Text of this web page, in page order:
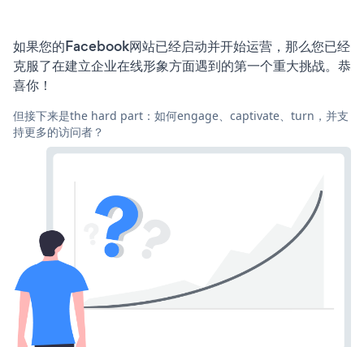
如果您的Facebook网站已经启动并开始运营，那么您已经
克服了在建立企业在线形象方面遇到的第一个重大挑战。恭
喜你！
但接下来是the hard part：如何engage、captivate、turn，并支
持更多的访问者？